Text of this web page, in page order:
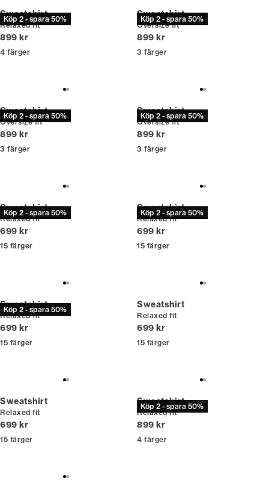
Köp 2 - spara 50%
Sweatshirt
Relaxed fit
Nuvarande pris
899 kr
4 färger
Köp 2 - spara 50%
Sweatshirt
Oversize fit
Nuvarande pris
899 kr
3 färger
Köp 2 - spara 50%
Sweatshirt
Oversize fit
Nuvarande pris
899 kr
3 färger
Köp 2 - spara 50%
Sweatshirt
Oversize fit
Nuvarande pris
899 kr
3 färger
Köp 2 - spara 50%
Sweatshirt
Relaxed fit
Nuvarande pris
699 kr
15 färger
Köp 2 - spara 50%
Sweatshirt
Relaxed fit
Nuvarande pris
699 kr
15 färger
Köp 2 - spara 50%
Sweatshirt
Relaxed fit
Nuvarande pris
699 kr
15 färger
Sweatshirt
Relaxed fit
Nuvarande pris
699 kr
15 färger
Sweatshirt
Relaxed fit
Nuvarande pris
699 kr
15 färger
Köp 2 - spara 50%
Sweatshirt
Relaxed fit
Nuvarande pris
899 kr
4 färger